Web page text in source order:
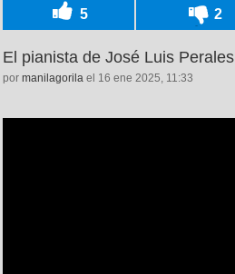
5 2
El pianista de José Luis Perales
por manilagorila el 16 ene 2025, 11:33